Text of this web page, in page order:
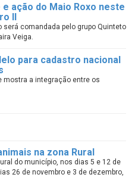
ação do Maio Roxo neste
II
comandada pelo grupo Quinteto
Veiga.
para cadastro nacional
mostra a integração entre os
na zona Rural
do município, nos dias 5 e 12 de
26 de novembro e 3 de dezembro,